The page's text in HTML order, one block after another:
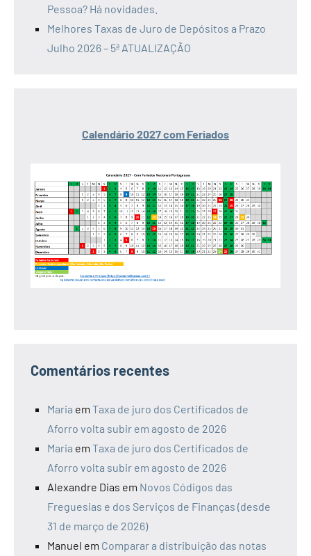
Pessoa? Há novidades.
Melhores Taxas de Juro de Depósitos a Prazo
Julho 2026 – 5ª ATUALIZAÇÃO
Calendário 2027 com Feriados
Comentários recentes
Maria em Taxa de juro dos Certificados de
Aforro volta subir em agosto de 2026
Maria em Taxa de juro dos Certificados de
Aforro volta subir em agosto de 2026
Alexandre Dias em Novos Códigos das
Freguesias e dos Serviços de Finanças (desde
31 de março de 2026)
Manuel em Comparar a distribuição das notas